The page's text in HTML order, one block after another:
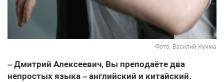
Фото: Василий Кучма
– Дмитрий Алексеевич, Вы преподаёте два
непростых языка – английский и китайский.